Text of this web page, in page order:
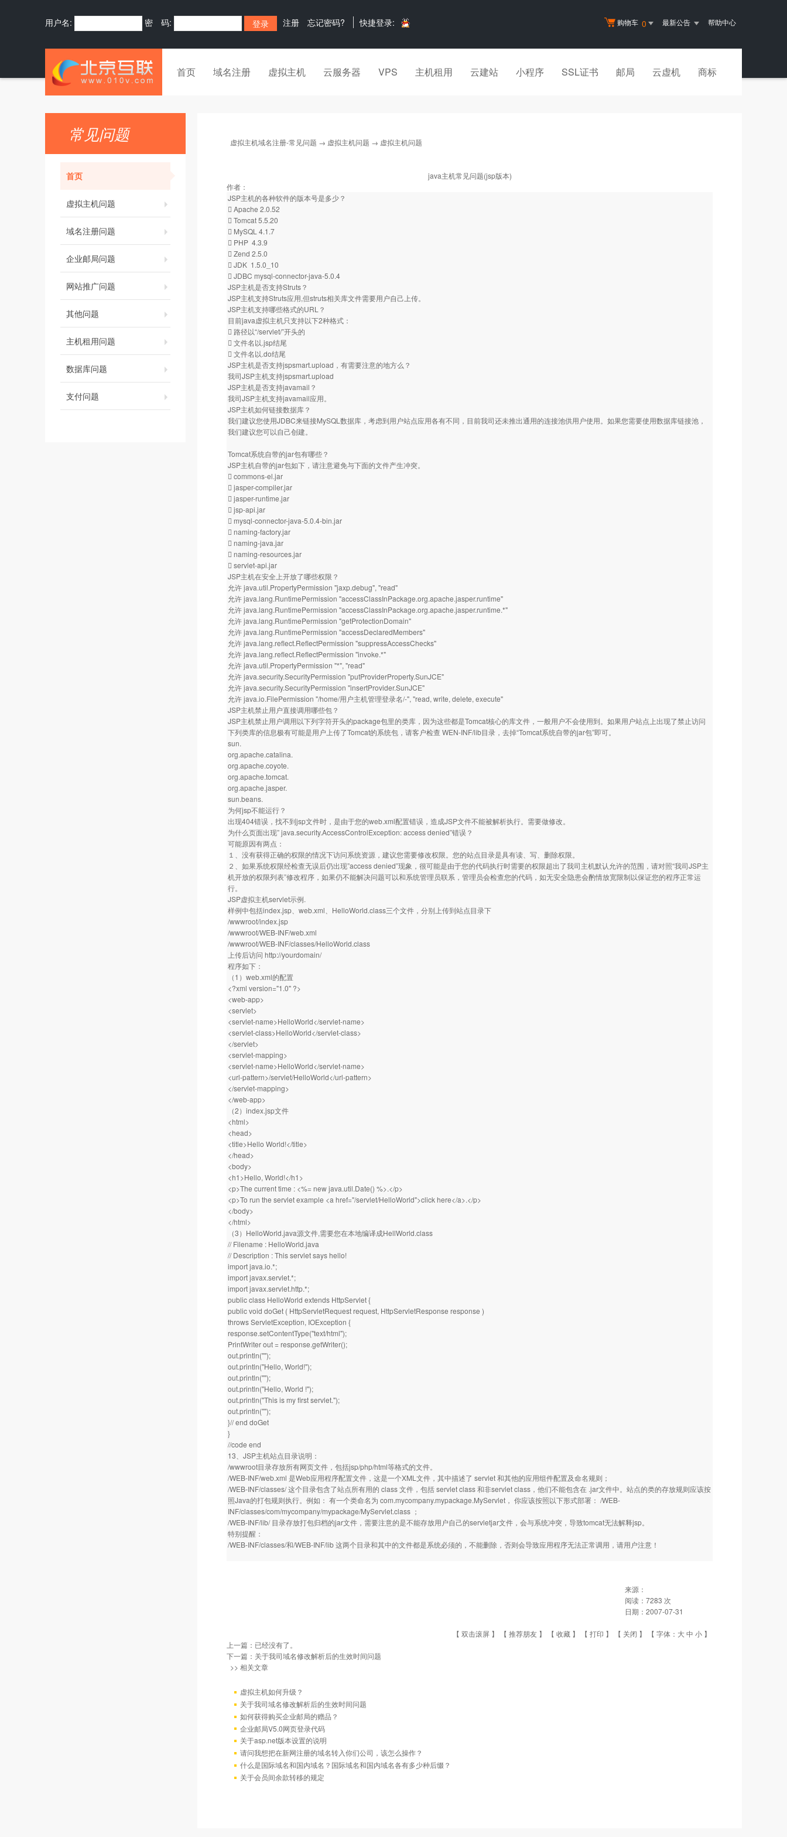
购物车 0 最新公告 帮助中心
用户名: 密 码: 注册 忘记密码? 快捷登录:
首页 域名注册 虚拟主机 云服务器 VPS 主机租用 云建站 小程序 SSL证书 邮局 云虚机 商标
常见问题
首页
虚拟主机问题
域名注册问题
企业邮局问题
网站推广问题
其他问题
主机租用问题
数据库问题
支付问题
虚拟主机域名注册-常见问题 → 虚拟主机问题 → 虚拟主机问题
java主机常见问题(jsp版本)
作者：
JSP主机的各种软件的版本号是多少？
 Apache 2.0.52
 Tomcat 5.5.20
 MySQL 4.1.7
 PHP 4.3.9
 Zend 2.5.0
 JDK 1.5.0_10
 JDBC mysql-connector-java-5.0.4
JSP主机是否支持Struts？
JSP主机支持Struts应用,但struts相关库文件需要用户自己上传。
JSP主机支持哪些格式的URL？
目前java虚拟主机只支持以下2种格式：
 路径以“/servlet/”开头的
 文件名以.jsp结尾
 文件名以.do结尾
JSP主机是否支持jspsmart.upload，有需要注意的地方么？
我司JSP主机支持jspsmart.upload
JSP主机是否支持javamail？
我司JSP主机支持javamail应用。
JSP主机如何链接数据库？
我们建议您使用JDBC来链接MySQL数据库，考虑到用户站点应用各有不同，目前我司还未推出通用的连接池供用户使用。如果您需要使用数据库链接池，
我们建议您可以自己创建。
Tomcat系统自带的jar包有哪些？
JSP主机自带的jar包如下，请注意避免与下面的文件产生冲突。
 commons-el.jar
 jasper-compiler.jar
 jasper-runtime.jar
 jsp-api.jar
 mysql-connector-java-5.0.4-bin.jar
 naming-factory.jar
 naming-java.jar
 naming-resources.jar
 servlet-api.jar
JSP主机在安全上开放了哪些权限？
允许 java.util.PropertyPermission "jaxp.debug", "read"
允许 java.lang.RuntimePermission "accessClassInPackage.org.apache.jasper.runtime"
允许 java.lang.RuntimePermission "accessClassInPackage.org.apache.jasper.runtime.*"
允许 java.lang.RuntimePermission "getProtectionDomain"
允许 java.lang.RuntimePermission "accessDeclaredMembers"
允许 java.lang.reflect.ReflectPermission "suppressAccessChecks"
允许 java.lang.reflect.ReflectPermission "invoke.*"
允许 java.util.PropertyPermission "*", "read"
允许 java.security.SecurityPermission "putProviderProperty.SunJCE"
允许 java.security.SecurityPermission "insertProvider.SunJCE"
允许 java.io.FilePermission "/home/用户主机管理登录名/-", "read, write, delete, execute"
JSP主机禁止用户直接调用哪些包？
JSP主机禁止用户调用以下列字符开头的package包里的类库，因为这些都是Tomcat核心的库文件，一般用户不会使用到。如果用户站点上出现了禁止访问
下列类库的信息极有可能是用户上传了Tomcat的系统包，请客户检查 WEN-INF/lib目录，去掉“Tomcat系统自带的jar包”即可。
sun.
org.apache.catalina.
org.apache.coyote.
org.apache.tomcat.
org.apache.jasper.
sun.beans.
为何jsp不能运行？
出现404错误，找不到jsp文件时，是由于您的web.xml配置错误，造成JSP文件不能被解析执行。需要做修改。
为什么页面出现” java.security.AccessControlException: access denied”错误？
可能原因有两点：
１、没有获得正确的权限的情况下访问系统资源，建议您需要修改权限。您的站点目录是具有读、写、删除权限。
２、如果系统权限经检查无误后仍出现”access denied”现象，很可能是由于您的代码执行时需要的权限超出了我司主机默认允许的范围，请对照“我司JSP主
机开放的权限列表”修改程序，如果仍不能解决问题可以和系统管理员联系，管理员会检查您的代码，如无安全隐患会酌情放宽限制以保证您的程序正常运
行。
JSP虚拟主机servlet示例.
样例中包括index.jsp、web.xml、HelloWorld.class三个文件，分别上传到站点目录下
/wwwroot/index.jsp
/wwwroot/WEB-INF/web.xml
/wwwroot/WEB-INF/classes/HelloWorld.class
上传后访问 http://yourdomain/
程序如下：
（1）web.xml的配置
<?xml version="1.0" ?>
<web-app>
<servlet>
<servlet-name>HelloWorld</servlet-name>
<servlet-class>HelloWorld</servlet-class>
</servlet>
<servlet-mapping>
<servlet-name>HelloWorld</servlet-name>
<url-pattern>/servlet/HelloWorld</url-pattern>
</servlet-mapping>
</web-app>
（2）index.jsp文件
<html>
<head>
<title>Hello World!</title>
</head>
<body>
<h1>Hello, World!</h1>
<p>The current time : <%= new java.util.Date() %>.</p>
<p>To run the servlet example <a href="/servlet/HelloWorld">click here</a>.</p>
</body>
</html>
（3）HelloWorld.java源文件,需要您在本地编译成HellWorld.class
// Filename : HelloWorld.java
// Description : This servlet says hello!
import java.io.*;
import javax.servlet.*;
import javax.servlet.http.*;
public class HelloWorld extends HttpServlet {
public void doGet ( HttpServletRequest request, HttpServletResponse response )
throws ServletException, IOException {
response.setContentType("text/html");
PrintWriter out = response.getWriter();
out.println("");
out.println("Hello, World!");
out.println("");
out.println("Hello, World !");
out.println("This is my first servlet.");
out.println("");
}// end doGet
}
//code end
13、JSP主机站点目录说明：
/wwwroot目录存放所有网页文件，包括jsp/php/html等格式的文件。
/WEB-INF/web.xml 是Web应用程序配置文件，这是一个XML文件，其中描述了 servlet 和其他的应用组件配置及命名规则；
/WEB-INF/classes/ 这个目录包含了站点所有用的 class 文件，包括 servlet class 和非servlet class，他们不能包含在 .jar文件中。站点的类的存放规则应该按
照Java的打包规则执行。例如： 有一个类命名为 com.mycompany.mypackage.MyServlet， 你应该按照以下形式部署： /WEB-
INF/classes/com/mycompany/mypackage/MyServlet.class ；
/WEB-INF/lib/ 目录存放打包归档的jar文件，需要注意的是不能存放用户自己的servletjar文件，会与系统冲突，导致tomcat无法解释jsp。
特别提醒：
/WEB-INF/classes/和/WEB-INF/lib 这两个目录和其中的文件都是系统必须的，不能删除，否则会导致应用程序无法正常调用，请用户注意！
来源：
阅读： 7283 次
日期： 2007-07-31
【 双击滚屏 】 【 推荐朋友 】 【 收藏 】 【 打印 】 【 关闭 】 【 字体： 大中 小 】
上一篇：已经没有了。
下一篇： 关于我司域名修改解析后的生效时间问题
>> 相关文章
虚拟主机如何升级？
关于我司域名修改解析后的生效时间问题
如何获得购买企业邮局的赠品？
企业邮局V5.0网页登录代码
关于asp.net版本设置的说明
请问我想把在新网注册的域名转入你们公司，该怎么操作？
什么是国际域名和国内域名？国际域名和国内域名各有多少种后缀？
关于会员间余款转移的规定